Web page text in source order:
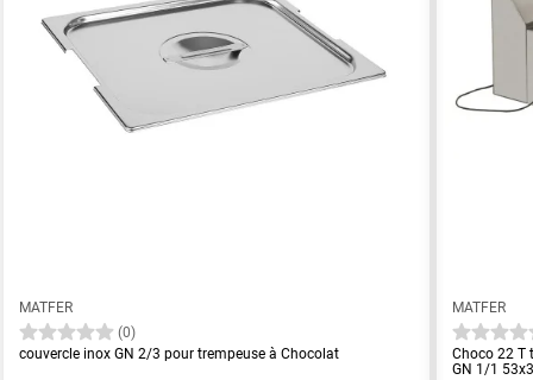
MATFER
(0)
couvercle inox GN 2/3 pour trempeuse à Chocolat
MATFER
Choco 22 T
GN 1/1